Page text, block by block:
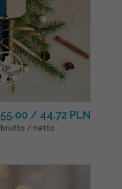
55.00 / 44.72 PLN
brutto / netto